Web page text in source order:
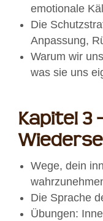
emotionale
Die
Anpassung,
Warum wir
was sie uns
Kapitel 3
Wege, dein
Die Sprache
Übungen: